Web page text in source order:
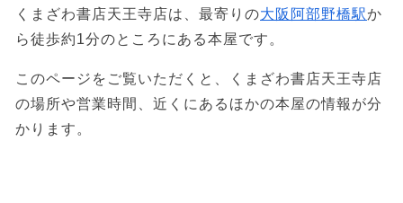
くまざわ書店天王寺店は、最寄りの大阪阿部野橋駅か
ら徒歩約1分のところにある本屋です。
このページをご覧いただくと、くまざわ書店天王寺店
の場所や営業時間、近くにあるほかの本屋の情報が分
かります。